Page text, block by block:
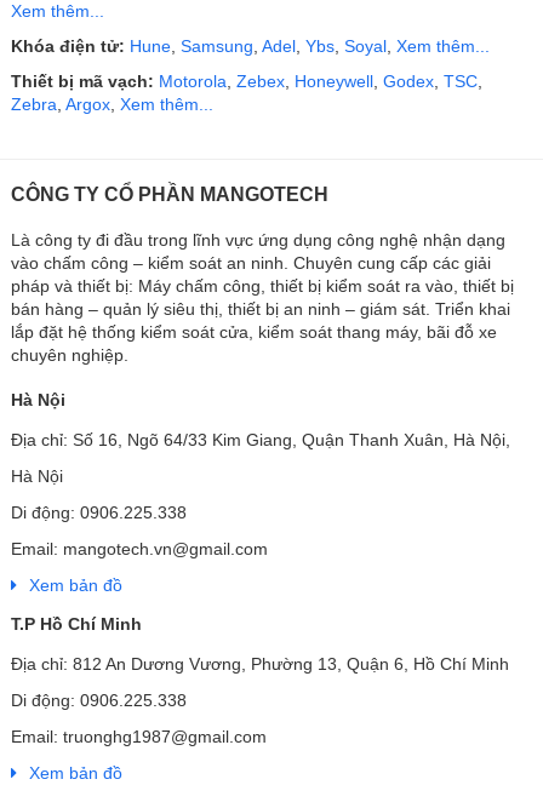
Xem thêm...
Khóa điện tử: Hune, Samsung, Adel, Ybs, Soyal, Xem thêm...
Thiết bị mã vạch: Motorola, Zebex, Honeywell, Godex, TSC,
Zebra, Argox, Xem thêm...
CÔNG TY CỔ PHẦN MANGOTECH
Là công ty đi đầu trong lĩnh vực ứng dụng công nghệ nhận dạng
vào chấm công – kiểm soát an ninh. Chuyên cung cấp các giải
pháp và thiết bị: Máy chấm công, thiết bị kiểm soát ra vào, thiết bị
bán hàng – quản lý siêu thị, thiết bị an ninh – giám sát. Triển khai
lắp đặt hệ thống kiểm soát cửa, kiểm soát thang máy, bãi đỗ xe
chuyên nghiệp.
Hà Nội
Địa chỉ: Số 16, Ngõ 64/33 Kim Giang, Quận Thanh Xuân, Hà Nội,
Hà Nội
Di động: 0906.225.338
Email: mangotech.vn@gmail.com
Xem bản đồ
T.P Hồ Chí Minh
Địa chỉ: 812 An Dương Vương, Phường 13, Quận 6, Hồ Chí Minh
Di động: 0906.225.338
Email: truonghg1987@gmail.com
Xem bản đồ